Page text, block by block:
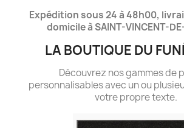
Expédition sous 24 à 48h00,
domicile à SAINT-VINCENT-
LA BOUTIQUE DU
Découvrez nos gammes de
personnalisables avec un ou
votre propre texte.